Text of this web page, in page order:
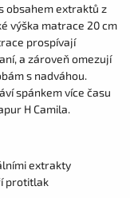
obsahem extraktů z
výška matrace 20 cm
prospívají
a zároveň omezují
s nadváhou.
spánkem více času
H Camila.
extrakty
protitlak